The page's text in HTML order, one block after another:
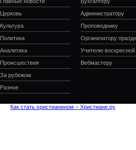
Церковь
Культура
Политика
Аналитика
Происшествия
За рубежом
Разное
Администратору
Проповеднику
Организатору
Учителю
Вебмастеру
Как стать христианином – Христиане.ру